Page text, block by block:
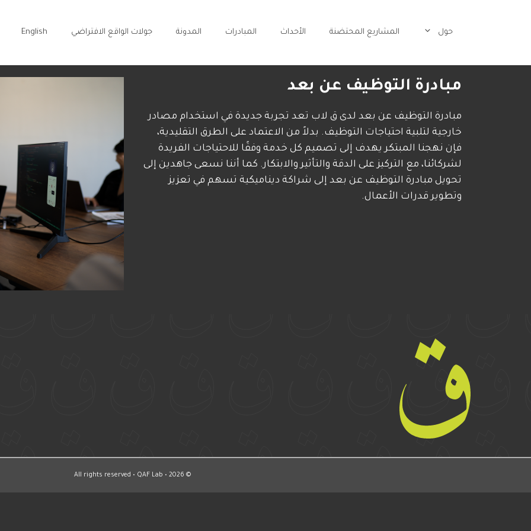
حول المشاريع المحتضنة الأحداث المبادرات المدونة جولات الواقع الافتراضي English
مبادرة التوظيف عن بعد
مبادرة التوظيف عن بعد لدى ق لاب تعد تجربة جديدة في استخدام مصادر
خارجية لتلبية احتياجات التوظيف. بدلاً من الاعتماد على الطرق التقليدية،
فإن نهجنا المبتكر يهدف إلى تصميم كل خدمة وفقًا للاحتياجات الفريدة
لشركائنا، مع التركيز على الدقة والتأثير والابتكار. كما أننا نسعى جاهدين إلى
تحويل مبادرة التوظيف عن بعد إلى شراكة ديناميكية تسهم في تعزيز
وتطوير قدرات الأعمال.
© All rights reserved • QAF Lab • 2026